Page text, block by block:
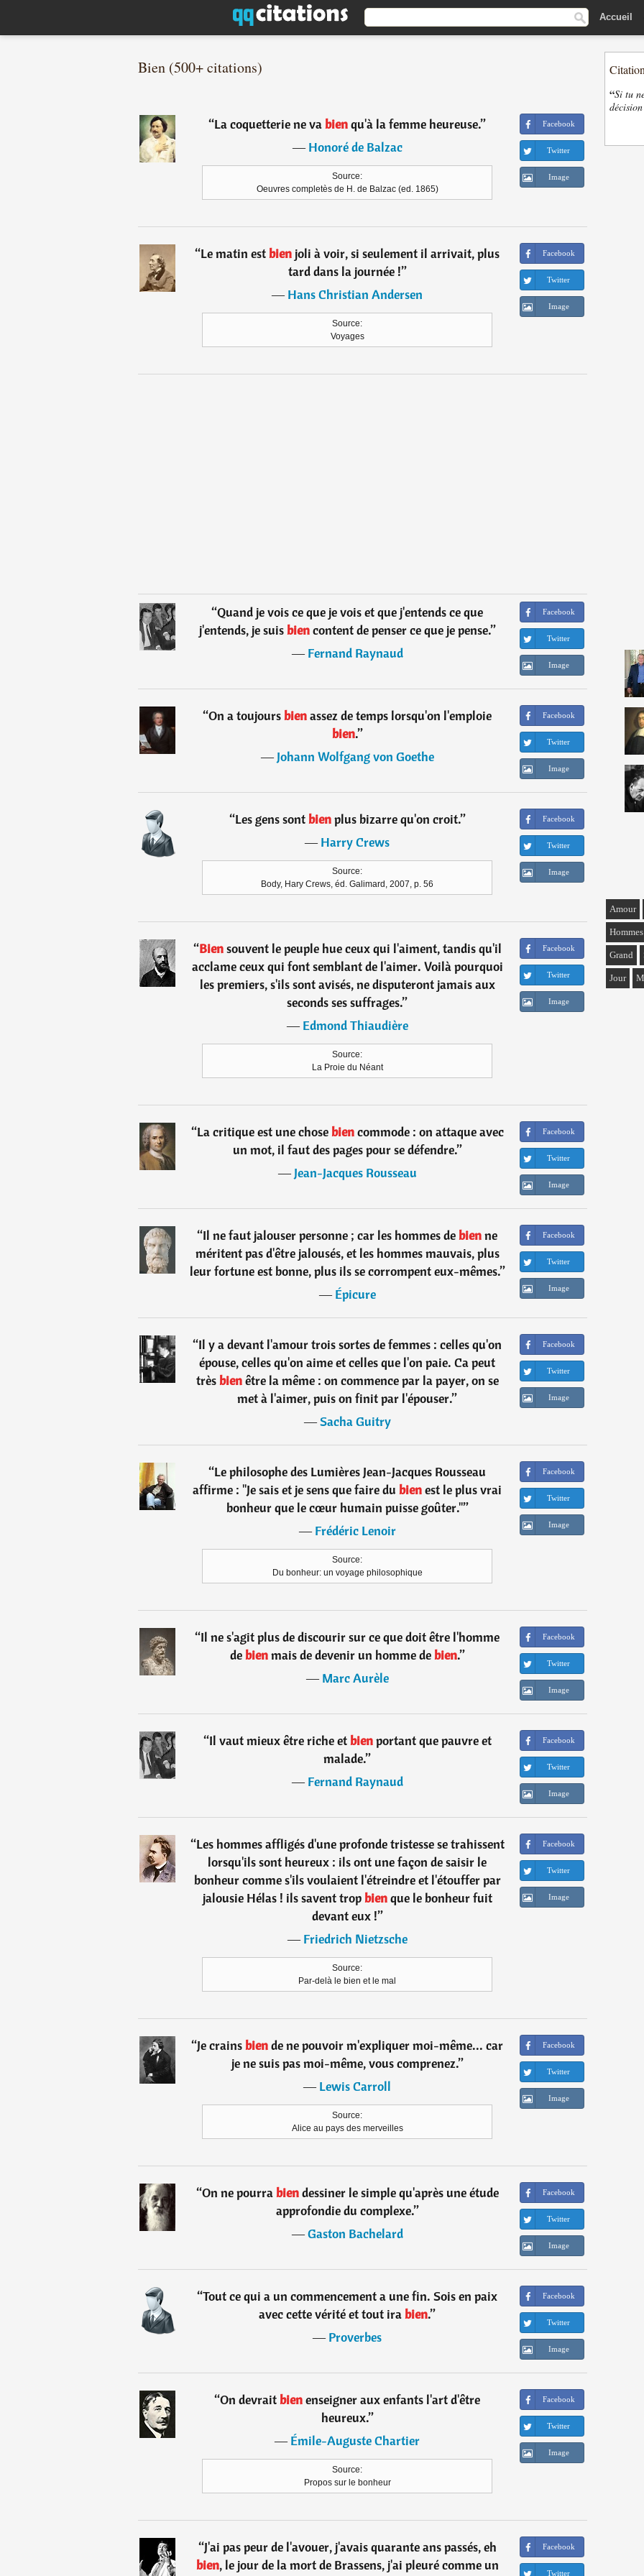
Accueil
Bien (500+ citations)
“La coquetterie ne vabienqu'à la femme heureuse.”
―Honoré de Balzac
Source:
Oeuvres completès de H. de Balzac (ed. 1865)
Facebook
Twitter
Image
“Le matin estbien joli à voir, si seulement il arrivait, plus
tard dans la journée !”
―Hans Christian Andersen
Source:
Voyages
Facebook
Twitter
Image
“Quand je vois ce que je vois et que j'entends ce que
j'entends, je suisbiencontent de penser ce que je pense.”
―Fernand Raynaud
Facebook
Twitter
Image
“On a toujoursbienassez de temps lorsqu'on l'emploie
bien.”
―Johann Wolfgang von Goethe
Facebook
Twitter
Image
“Les gens sontbienplus bizarre qu'on croit.”
―Harry Crews
Source:
Body, Hary Crews, éd. Galimard, 2007, p. 56
Facebook
Twitter
Image
“Biensouvent le peuple hue ceux qui l'aiment, tandis qu'il
acclame ceux qui font semblant de l'aimer. Voilà pourquoi
les premiers, s'ils sont avisés, ne disputeront jamais aux
seconds ses suffrages.”
―Edmond Thiaudière
Source:
La Proie du Néant
Facebook
Twitter
Image
“La critique est une chosebiencommode : on attaque avec
un mot, il faut des pages pour se défendre.”
―Jean-Jacques Rousseau
Facebook
Twitter
Image
“Il ne faut jalouser personne ; car les hommes debienne
méritent pas d'être jalousés, et les hommes mauvais, plus
leur fortune est bonne, plus ils se corrompent eux-mêmes.”
―Épicure
Facebook
Twitter
Image
“Il y a devant l'amour trois sortes de femmes : celles qu'on
épouse, celles qu'on aime et celles que l'on paie. Ca peut
trèsbienêtre la même : on commence par la payer, on se
met à l'aimer, puis on finit par l'épouser.”
―Sacha Guitry
Facebook
Twitter
Image
“Le philosophe des Lumières Jean-Jacques Rousseau
affirme : "Je sais et je sens que faire du bienest le plus vrai
bonheur que le cœur humain puisse goûter."”
―Frédéric Lenoir
Source:
Du bonheur: un voyage philosophique
Facebook
Twitter
Image
“Il ne s'agit plus de discourir sur ce que doit être l'homme
debienmais de devenir un homme debien.”
―Marc Aurèle
Facebook
Twitter
Image
“Il vaut mieux être riche etbienportant que pauvre et
malade.”
―Fernand Raynaud
Facebook
Twitter
Image
“Les hommes affligés d'une profonde tristesse se trahissent
lorsqu'ils sont heureux : ils ont une façon de saisir le
bonheur comme s'ils voulaient l'étreindre et l'étouffer par
jalousie Hélas ! ils savent tropbienque le bonheur fuit
devant eux !”
―Friedrich Nietzsche
Source:
Par-delà le bien et le mal
Facebook
Twitter
Image
“Je crainsbiende ne pouvoir m'expliquer moi-même... car
je ne suis pas moi-même, vous comprenez.”
―Lewis Carroll
Source:
Alice au pays des merveilles
Facebook
Twitter
Image
“On ne pourrabiendessiner le simple qu'après une étude
approfondie du complexe.”
―Gaston Bachelard
Facebook
Twitter
Image
“Tout ce qui a un commencement a une fin. Sois en paix
avec cette vérité et tout irabien.”
―Proverbes
Facebook
Twitter
Image
“On devraitbienenseigner aux enfants l'art d'être
heureux.”
―Émile-Auguste Chartier
Source:
Propos sur le bonheur
Facebook
Twitter
Image
“J'ai pas peur de l'avouer, j'avais quarante ans passés, eh
bien, le jour de la mort de Brassens, j'ai pleuré comme un
Facebook
Twitter
“Si tu
Amour
Hommes
Grand
Jour